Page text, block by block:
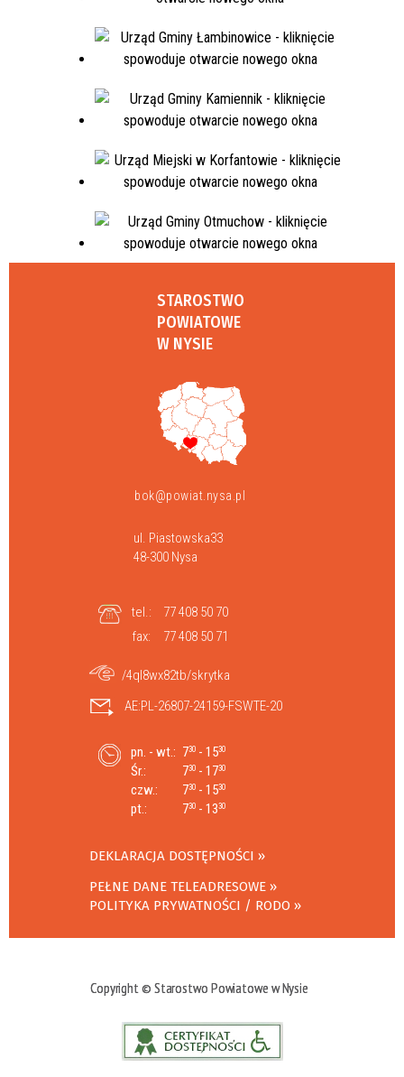
STAROSTWO
POWIATOWE
W NYSIE
bok@powiat.nysa.pl
ul. Piastowska33
48-300 Nysa
tel.:
77 408 50 70
fax:
77 408 50 71
/4ql8wx82tb/skrytka
AE:PL-26807-24159-FSWTE-20
pn. - wt.: 730 - 1530
Śr.: 730 - 1730
czw.: 730 - 1530
pt.: 730 - 1330
DEKLARACJA DOSTĘPNOŚCI
PEŁNE DANE TELEADRESOWE
POLITYKA PRYWATNOŚCI / RODO
Copyright © Starostwo Powiatowe w Nysie